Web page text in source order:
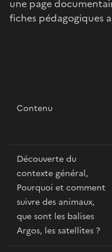
une page
fiches pédagogiques
Contenu
Découverte du
contexte général,
Pourquoi et comment
suivre des animaux,
que sont les balises
Argos, les satellites ?